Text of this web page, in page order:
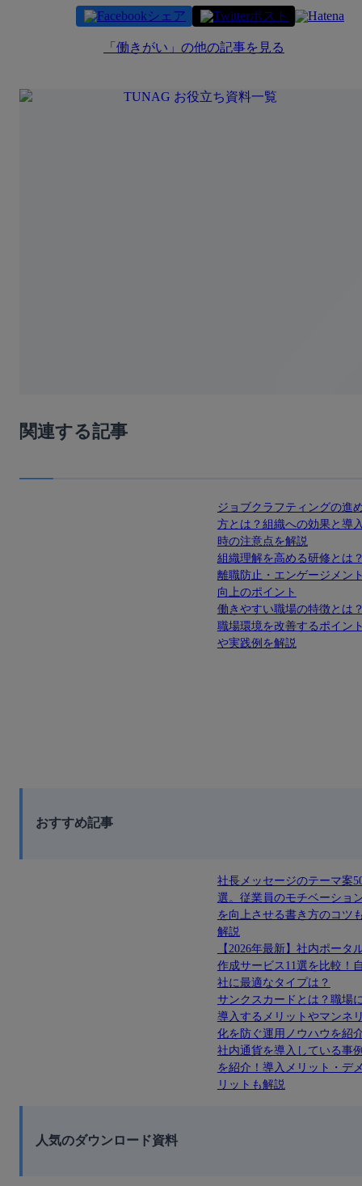
シェア ポスト
「 働きがい 」の他の記事を見る
関連する記事
ジョブクラフティングの進
方とは？組織への効果と導
時の注意点を解説
組織理解を高める研修とは
離職防止・エンゲージメン
向上のポイント
働きやすい職場の特徴とは
職場環境を改善するポイン
や実践例を解説
おすすめ記事
社長メッセージのテーマ案
選。従業員のモチベーショ
を向上させる書き方のコツ
解説
【2026年最新】社内ポータ
作成サービス11選を比較！
社に最適なタイプは？
サンクスカードとは？職場
導入するメリットやマンネ
化を防ぐ運用ノウハウを紹
社内通貨を導入している事
を紹介！導入メリット・デ
リットも解説
人気のダウンロード資料